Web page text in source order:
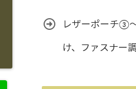
レザーポーチ③
け、ファスナー